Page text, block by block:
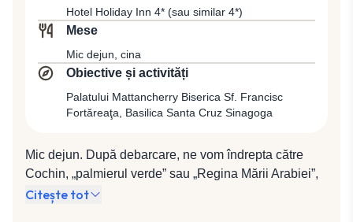
lacuri, canale și lagune, vom descoperi sate
tradiţionale indiene, tainica atracţie a templelor
străvechi, precum şi frumuseţea debordantă a naturii
înconjurătoare. Pensiune completă şi cazare o noapte
la bordul micului vas de croazieră Lake and Lagoons
House Boat (sau similar).
Hotel Holiday Inn 4* (sau similar 4*)
Mese
Mic dejun, cina
Obiective și activități
Palatului Mattancherry Biserica Sf. Francisc
Fortăreaţa, Basilica Santa Cruz Sinagoga
Mic dejun. După debarcare, ne vom îndrepta către
Cochin, „palmierul verde” sau „Regina Mării Arabiei”,
denumit astfel pentru şarmul său unic. Frumuseţea şi
Citește tot